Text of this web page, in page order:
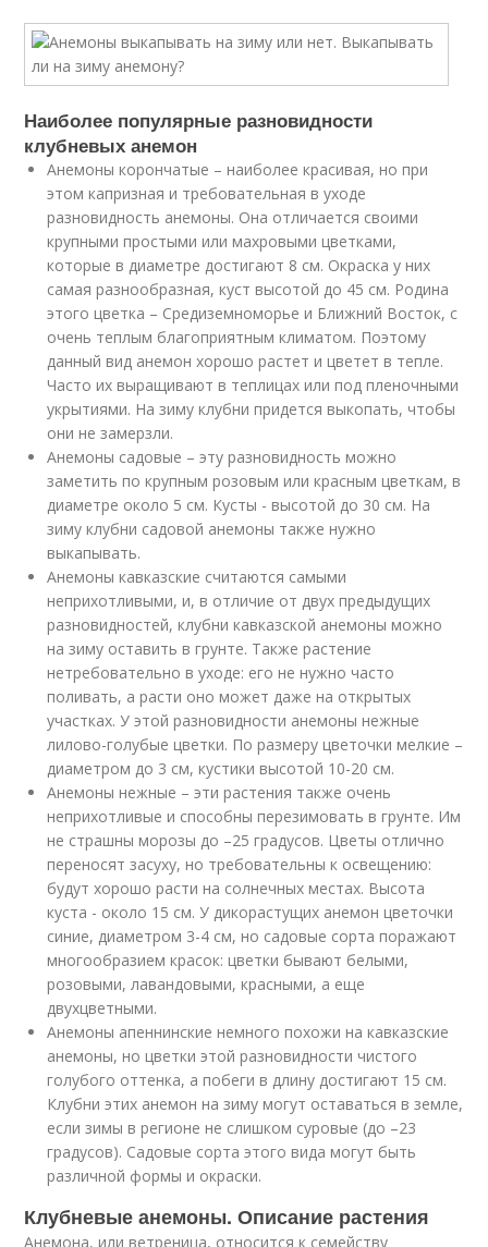
Наиболее популярные разновидности
клубневых анемон
Анемоны корончатые – наиболее красивая, но при
этом капризная и требовательная в уходе
разновидность анемоны. Она отличается своими
крупными простыми или махровыми цветками,
которые в диаметре достигают 8 см. Окраска у них
самая разнообразная, куст высотой до 45 см. Родина
этого цветка – Средиземноморье и Ближний Восток, с
очень теплым благоприятным климатом. Поэтому
данный вид анемон хорошо растет и цветет в тепле.
Часто их выращивают в теплицах или под пленочными
укрытиями. На зиму клубни придется выкопать, чтобы
они не замерзли.
Анемоны садовые – эту разновидность можно
заметить по крупным розовым или красным цветкам, в
диаметре около 5 см. Кусты - высотой до 30 см. На
зиму клубни садовой анемоны также нужно
выкапывать.
Анемоны кавказские считаются самыми
неприхотливыми, и, в отличие от двух предыдущих
разновидностей, клубни кавказской анемоны можно
на зиму оставить в грунте. Также растение
нетребовательно в уходе: его не нужно часто
поливать, а расти оно может даже на открытых
участках. У этой разновидности анемоны нежные
лилово-голубые цветки. По размеру цветочки мелкие –
диаметром до 3 см, кустики высотой 10-20 см.
Анемоны нежные – эти растения также очень
неприхотливые и способны перезимовать в грунте. Им
не страшны морозы до –25 градусов. Цветы отлично
переносят засуху, но требовательны к освещению:
будут хорошо расти на солнечных местах. Высота
куста - около 15 см. У дикорастущих анемон цветочки
синие, диаметром 3-4 см, но садовые сорта поражают
многообразием красок: цветки бывают белыми,
розовыми, лавандовыми, красными, а еще
двухцветными.
Анемоны апеннинские немного похожи на кавказские
анемоны, но цветки этой разновидности чистого
голубого оттенка, а побеги в длину достигают 15 см.
Клубни этих анемон на зиму могут оставаться в земле,
если зимы в регионе не слишком суровые (до –23
градусов). Садовые сорта этого вида могут быть
различной формы и окраски.
Клубневые анемоны. Описание растения
Анемона, или ветреница, относится к семейству